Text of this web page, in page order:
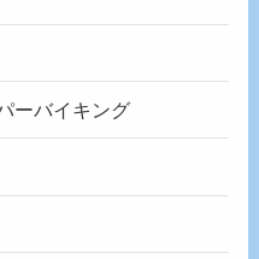
ーバイキング